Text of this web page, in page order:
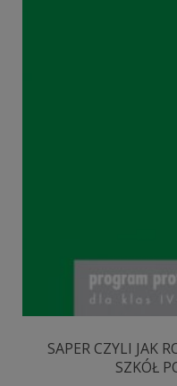
SAPER CZYLI JAK
SZKÓŁ